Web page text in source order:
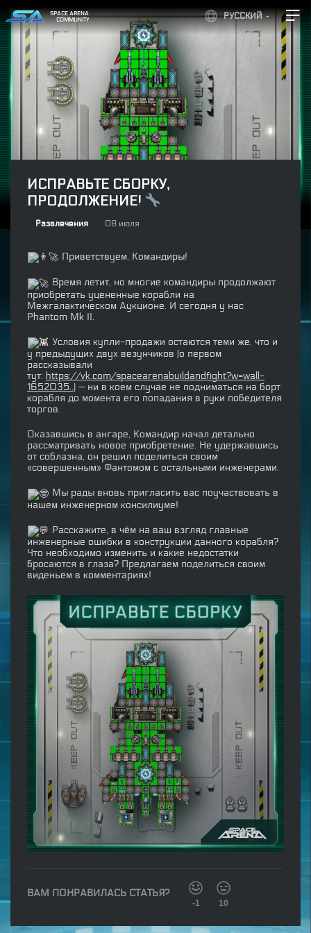
РУССКИЙ
SPACE ARENA
COMMUNITY
ИСПРАВЬТЕ СБОРКУ,
ПРОДОЛЖЕНИЕ!
Развлечения 08 июля
Приветствуем, Командиры!
Время летит, но многие командиры продолжают
приобретать уцененные корабли на
Межгалактическом Аукционе. И сегодня у нас
Phantom Mk II.
Условия купли-продажи остаются теми же, что и
у предыдущих двух везунчиков (о первом
рассказывали
тут: https://vk.com/spacearenabuildandfight?w=wall-
1652035..) — ни в коем случае не подниматься на борт
корабля до момента его попадания в руки победителя
торгов.
Оказавшись в ангаре, Командир начал детально
рассматривать новое приобретение. Не удержавшись
от соблазна, он решил поделиться своим
«совершенным» Фантомом с остальными инженерами.
Мы рады вновь пригласить вас поучаствовать в
нашем инженерном консилиуме!
Расскажите, в чём на ваш взгляд главные
инженерные ошибки в конструкции данного корабля?
Что необходимо изменить и какие недостатки
бросаются в глаза? Предлагаем поделиться своим
виденьем в комментариях!
ВАМ ПОНРАВИЛАСЬ СТАТЬЯ?
-1 10